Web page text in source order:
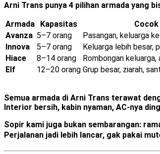
Arni Trans punya 4 pilihan armada yang
Armada
Kapasitas
Avanza 5–7 orang
Pasangan, keluarga
Innova
5–7 orang
Keluarga lebih besar,
Hiace
8–14 orang
Rombongan
Elf
12–20 orang Grup besar, ziarah,
Semua armada di Arni Trans terawat
Interior bersih, kabin nyaman, AC-nya
Sopir kami juga bukan sembarangan:
Perjalanan jadi lebih lancar, gak pakai